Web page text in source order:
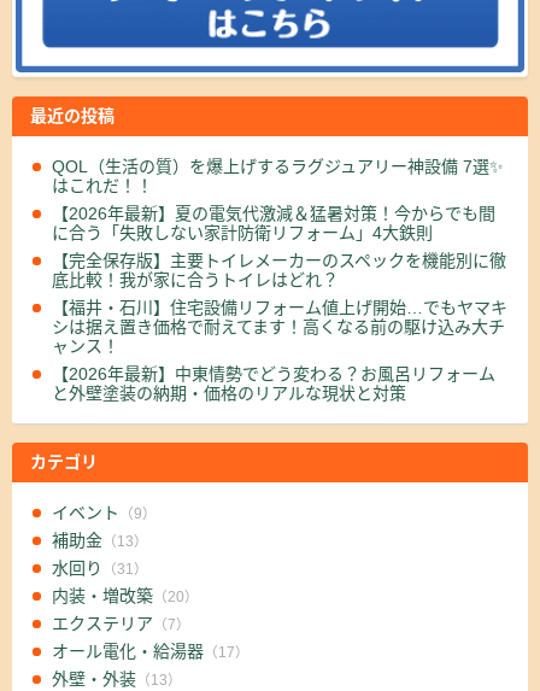
最近の投稿
QOL（生活の質）を爆上げするラグジュアリー神設備 7選✨
はこれだ！！
【2026年最新】夏の電気代激減＆猛暑対策！今からでも間
に合う「失敗しない家計防衛リフォーム」4大鉄則
【完全保存版】主要トイレメーカーのスペックを機能別に徹
底比較！我が家に合うトイレはどれ？
【福井・石川】住宅設備リフォーム値上げ開始…でもヤマキ
シは据え置き価格で耐えてます！高くなる前の駆け込み大チ
ャンス！
【2026年最新】中東情勢でどう変わる？お風呂リフォーム
と外壁塗装の納期・価格のリアルな現状と対策
カテゴリ
イベント （9）
補助金（13）
水回り （31）
内装・増改築（20）
エクステリア （7）
オール電化・給湯器（17）
外壁・外装（13）